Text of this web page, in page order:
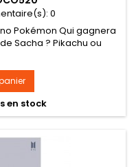
0
Pokémon Qui gagnera
Sacha ? Pikachu ou
plus attrayante
exceptionnel
brillant. Impression
: 53 x 158 cm.
en stock